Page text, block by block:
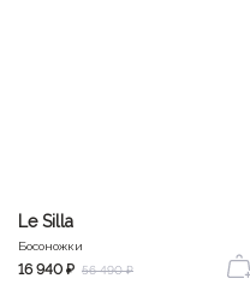
Le Silla
Босоножки
16 940 ₽ 56 490 ₽